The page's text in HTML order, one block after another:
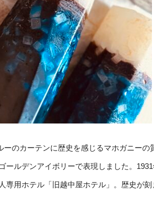
ーのカーテンに歴史を感じるマホガニーの
ールデンアイボリーで表現しました。
専用ホテル「旧越中屋ホテル」。歴史が刻